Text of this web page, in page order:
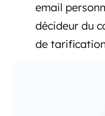
email
décideur du
de